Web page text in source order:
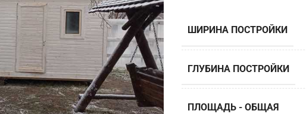
ШИРИНА ПОСТРОЙКИ
ГЛУБИНА ПОСТРОЙКИ
ПЛОЩАДЬ - ОБЩАЯ